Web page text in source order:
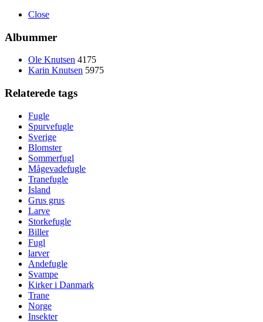
Close
Albummer
Ole Knutsen 4175
Karin Knutsen 5975
Relaterede tags
Fugle
Spurvefugle
Sverige
Blomster
Sommerfugl
Mågevadefugle
Tranefugle
Island
Grus grus
Larve
Storkefugle
Biller
Fugl
larver
Andefugle
Svampe
Kirker i Danmark
Trane
Norge
Insekter